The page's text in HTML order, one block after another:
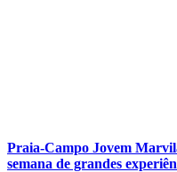
Praia-Campo Jovem
semana de grandes